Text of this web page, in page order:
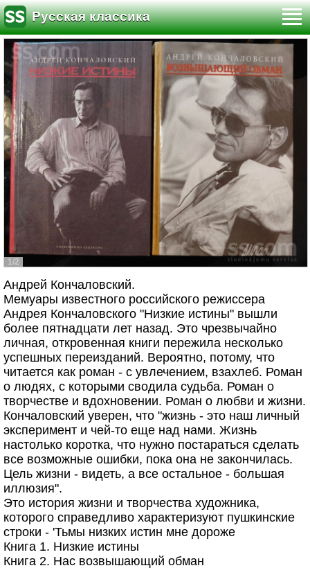
Русская классика
1/2
Андрей Кончаловский.
Мемуары известного российского режиссера
Андрея Кончаловского "Низкие истины" вышли
более пятнадцати лет назад. Это чрезвычайно
личная, откровенная книги пережила несколько
успешных переизданий. Вероятно, потому, что
читается как роман - с увлечением, взахлеб. Роман
о людях, с которыми сводила судьба. Роман о
творчестве и вдохновении. Роман о любви и жизни.
Кончаловский уверен, что "жизнь - это наш личный
эксперимент и чей-то еще над нами. Жизнь
настолько коротка, что нужно постараться сделать
все возможные ошибки, пока она не закончилась.
Цель жизни - видеть, а все остальное - большая
иллюзия".
Это история жизни и творчества художника,
которого справедливо характеризуют пушкинские
строки - 'Тьмы низких истин мне дороже
Книга 1. Низкие истины
Книга 2. Нас возвышающий обман